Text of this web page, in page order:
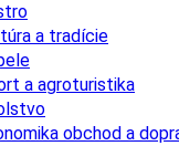
a tradície
a agroturistika
obchod a